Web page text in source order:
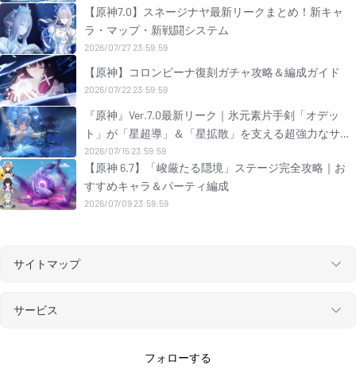
【原神7.0】スネージナヤ最新リークまとめ！新キャ
ラ・マップ・新戦闘システム
2026/07/27 23:59:59
【原神】コロンビーナ復刻ガチャ攻略＆編成ガイド
2026/07/22 23:59:59
『原神』Ver.7.0最新リーク｜氷元素片手剣「オデッ
ト」が「星超導」＆「星拡散」を支える超強力なサブ
DPS兼サポートとして実装決定！
2026/07/15 23:59:59
【原神 6.7】「峻厳たる隠境」ステージ完全攻略｜お
すすめキャラ＆パーティ編成
2026/07/09 23:59:59
サイトマップ
サービス
フォローする